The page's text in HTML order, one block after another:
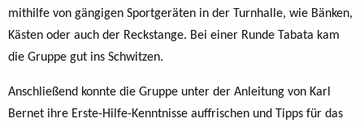
mithilfe von gängigen Sportgeräten in der Turnhalle, wie Bänken,
Kästen oder auch der Reckstange. Bei einer Runde Tabata kam
die Gruppe gut ins Schwitzen.
Anschließend konnte die Gruppe unter der Anleitung von Karl
Bernet ihre Erste-Hilfe-Kenntnisse auffrischen und Tipps für das